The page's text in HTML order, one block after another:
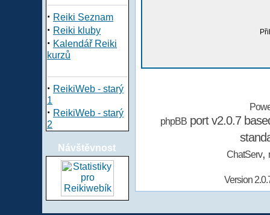
· Reiki Seznam
· Reiki kluby
· Kalendář Reiki
kurzů
· ReikiWeb - starý
1
· ReikiWeb - starý
2
Návštěvnost
phpBBport v2.0.7
ChatServ,
Version